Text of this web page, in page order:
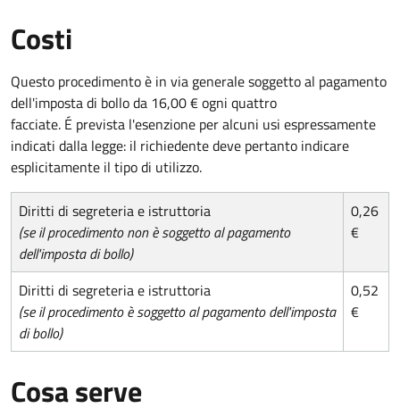
Costi
Questo procedimento è in via generale soggetto al pagamento
dell'imposta di bollo da 16,00 € ogni quattro
facciate. É prevista l'esenzione per alcuni usi espressamente
indicati dalla legge: il richiedente deve pertanto indicare
esplicitamente il tipo di utilizzo.
Diritti di segreteria e istruttoria
(se il procedimento non è soggetto al pagamento
dell'imposta di bollo)
0,26
€
Diritti di segreteria e istruttoria
(se il procedimento è soggetto al pagamento dell'imposta
di bollo)
0,52
€
Cosa serve